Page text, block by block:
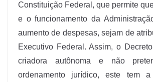
Constituição Federal, que permite
e o funcionamento da
aumento de despesas, sejam de
Executivo Federal. Assim, o
criadora autônoma e não
ordenamento jurídico, este tem